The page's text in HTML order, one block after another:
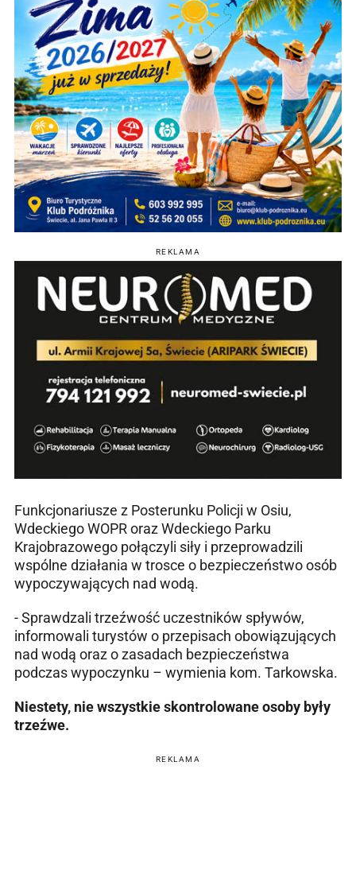
REKLAMA
Funkcjonariusze z Posterunku Policji w Osiu,
Wdeckiego WOPR oraz Wdeckiego Parku
Krajobrazowego połączyli siły i przeprowadzili
wspólne działania w trosce o bezpieczeństwo osób
wypoczywających nad wodą.
- Sprawdzali trzeźwość uczestników spływów,
informowali turystów o przepisach obowiązujących
nad wodą oraz o zasadach bezpieczeństwa
podczas wypoczynku – wymienia kom. Tarkowska.
Niestety, nie wszystkie skontrolowane osoby były
trzeźwe.
REKLAMA